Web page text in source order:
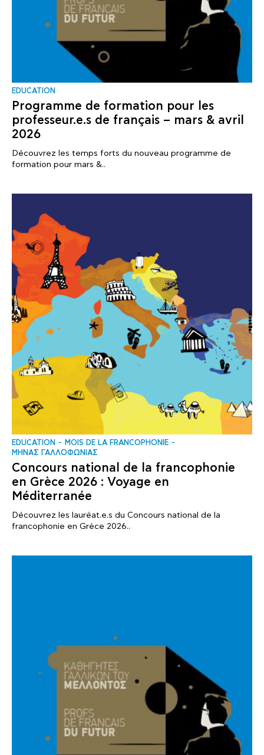
EDUCATION
Programme de formation pour les
professeur.e.s de français – mars & avril
2026
Découvrez les temps forts du nouveau programme de
formation pour mars &..
EDUCATION
MOIS DE LA FRANCOPHONIE
ΜΗΝΑΣ ΓΑΛΛΟΦΩΝΙΑΣ
Concours national de la francophonie
en Grèce 2026 : Voyage en
Méditerranée
Découvrez les lauréat.e.s du Concours national de la
francophonie en Grèce 2026..